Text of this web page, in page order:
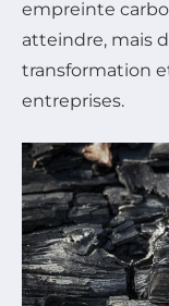
empreinte
atteindre, mais
transformation
entreprises.